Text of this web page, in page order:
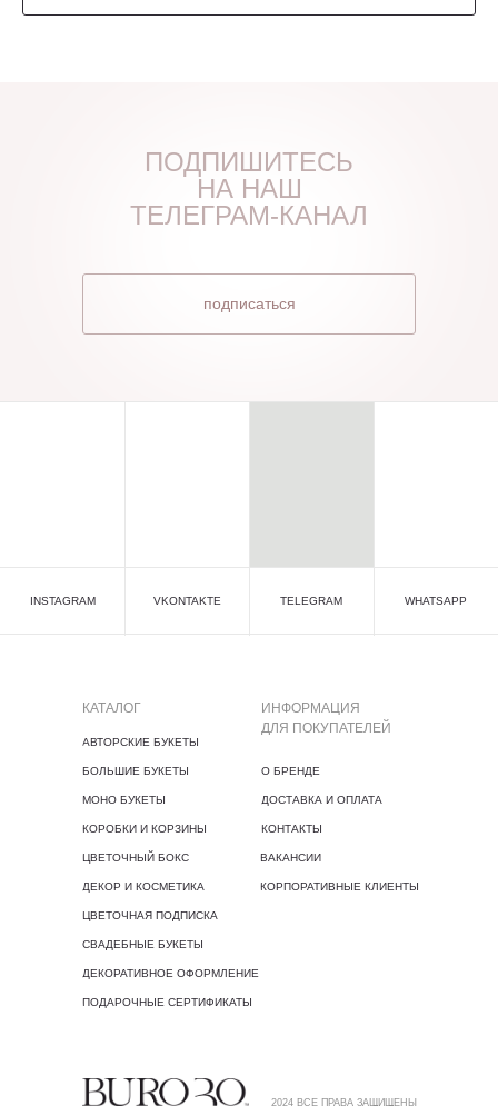
подписаться
ПОДПИШИТЕСЬ
НА НАШ
ТЕЛЕГРАМ-КАНАЛ
VKONTAKTE TELEGRAM WHATSAPP
INSTAGRAM
КАТАЛОГ
АВТОРСКИЕ БУКЕТЫ
БОЛЬШИЕ БУКЕТЫ
МОНО БУКЕТЫ
КОРОБКИ И КОРЗИНЫ
ЦВЕТОЧНЫЙ БОКС
ДЕКОР И КОСМЕТИКА
ЦВЕТОЧНАЯ ПОДПИСКА
СВАДЕБНЫЕ БУКЕТЫ
ДЕКОРАТИВНОЕ ОФОРМЛЕНИЕ
ИНФОРМАЦИЯ
ДЛЯ ПОКУПАТЕЛЕЙ
О БРЕНДЕ
ДОСТАВКА И ОПЛАТА
КОНТАКТЫ
ПОДАРОЧНЫЕ СЕРТИФИКАТЫ
2024 ВСЕ ПРАВА ЗАЩИЩЕНЫ
ВАКАНСИИ
КОРПОРАТИВНЫЕ КЛИЕНТЫ